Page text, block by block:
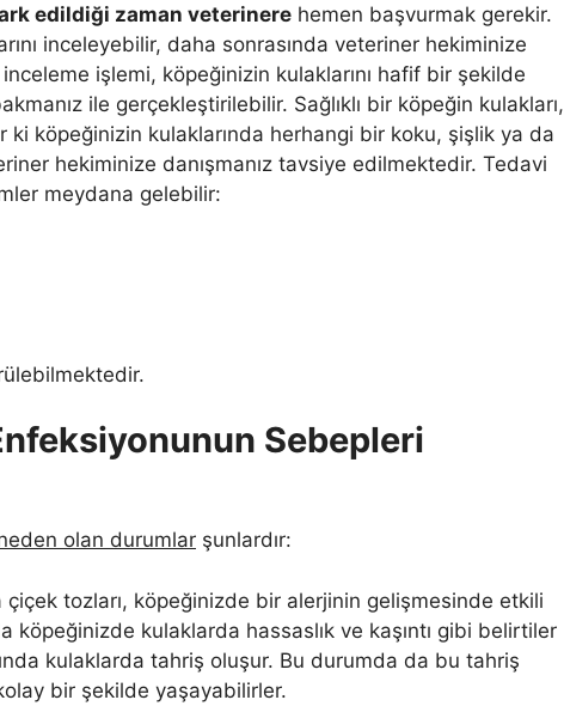
edildiği zaman veterinere hemen başvurmak gerekir.
inceleyebilir, daha sonrasında veteriner hekiminize
işlemi, köpeğinizin kulaklarını hafif bir şekilde
ile gerçekleştirilebilir. Sağlıklı bir köpeğin kulakları,
köpeğinizin kulaklarında herhangi bir koku, şişlik ya da
hekiminize danışmanız tavsiye edilmektedir. Tedavi
meydana gelebilir:
Sebepleri
olan durumlar şunlardır:
tozları, köpeğinizde bir alerjinin gelişmesinde etkili
köpeğinizde kulaklarda hassaslık ve kaşıntı gibi belirtiler
kulaklarda tahriş oluşur. Bu durumda da bu tahriş
bir şekilde yaşayabilirler.